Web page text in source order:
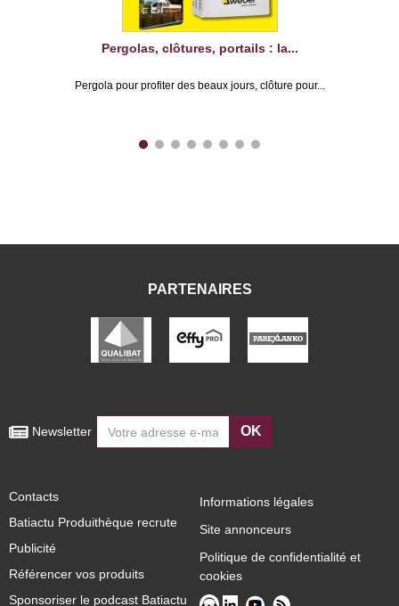
Pergolas, clôtures, portails : la...
Pergola pour profiter des beaux jours, clôture pour...
PARTENAIRES
Newsletter OK
Contacts
Batiactu Produithèque recrute
Publicité
Référencer vos produits
Sponsoriser le podcast Batiactu
Informations légales
Site annonceurs
Politique de confidentialité et
cookies